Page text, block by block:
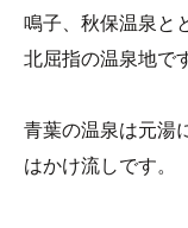
鳴子、秋保温泉と
北屈指の温泉地で
青葉の温泉は元湯
はかけ流しです。